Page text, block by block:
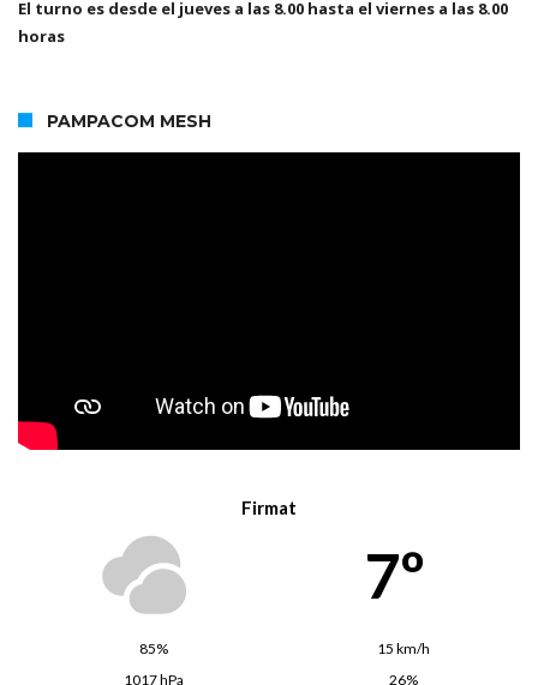
El turno es desde el jueves a las 8.00 hasta el viernes a las 8.00
horas
PAMPACOM MESH
Firmat
7º
85%
15 km/h
1017 hPa
26%